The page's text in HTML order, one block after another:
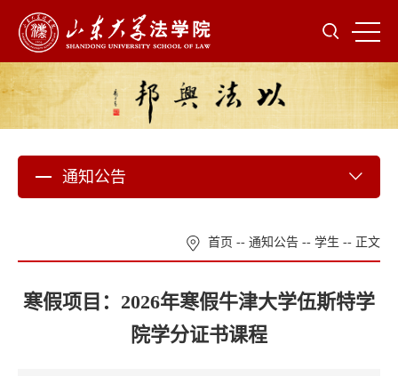
通知公告
首页 -- 通知公告 -- 学生 -- 正文
寒假项目：2026年寒假牛津大学伍斯特学
院学分证书课程